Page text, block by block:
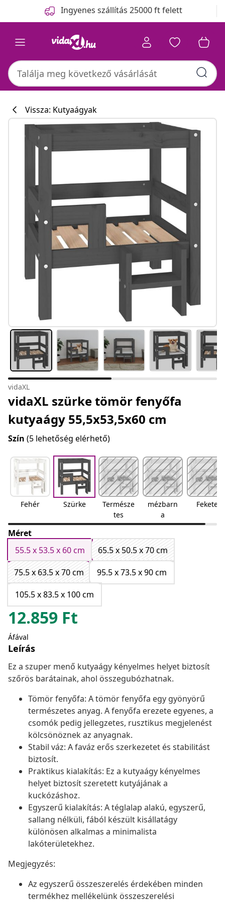
Ingyenes szállítás 25000 ft felett
Vissza: Kutyaágyak
vidaXL
vidaXL szürke tömör fenyőfa
kutyaágy 55,5x53,5x60 cm
Szín (5 lehetőség elérhető)
Fehér Szürke
Természe
tes
mézbarn
a
Fekete
Méret
55.5 x 53.5 x 60 cm
65.5 x 50.5 x 70 cm
75.5 x 63.5 x 70 cm
95.5 x 73.5 x 90 cm
105.5 x 83.5 x 100 cm
12.859 Ft
Áfával
Leírás
Ez a szuper menő kutyaágy kényelmes helyet biztosít
szőrös barátainak, ahol összegubózhatnak.
Tömör fenyőfa: A tömör fenyőfa egy gyönyörű
természetes anyag. A fenyőfa erezete egyenes, a
csomók pedig jellegzetes, rusztikus megjelenést
kölcsönöznek az anyagnak.
Stabil váz: A faváz erős szerkezetet és stabilitást
biztosít.
Praktikus kialakítás: Ez a kutyaágy kényelmes
helyet biztosít szeretett kutyájának a
kuckózáshoz.
Egyszerű kialakítás: A téglalap alakú, egyszerű,
sallang nélküli, fából készült kisállatágy
különösen alkalmas a minimalista
lakóterületekhez.
Megjegyzés:
Az egyszerű összeszerelés érdekében minden
termékhez mellékelünk összeszerelési